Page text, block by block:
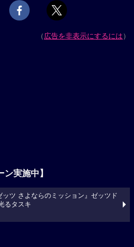
（広告を非表示にするには）
ン実施中】
ッツ さよならのミッション』ゼッツド
るタスキ